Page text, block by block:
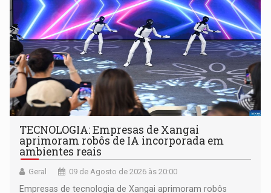
TECNOLOGIA: Empresas de Xangai
aprimoram robôs de IA incorporada em
ambientes reais
Geral 09 de Agosto de 2026 às 20:00
Empresas de tecnologia de Xangai aprimoram robôs